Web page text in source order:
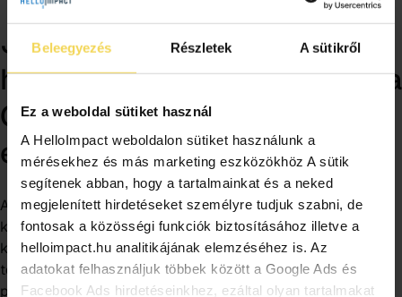
Beleegyezés Részletek A sütikről
Ez a weboldal sütiket használ
A HelloImpact weboldalon sütiket használunk a
mérésekhez és más marketing eszközökhöz A sütik
segítenek abban, hogy a tartalmainkat és a neked
megjelenített hirdetéseket személyre tudjuk szabni, de
fontosak a közösségi funkciók biztosításához illetve a
helloimpact.hu analitikájának elemzéséhez is. Az
adatokat felhasználjuk többek között a Google Ads és
Facebook Ads hirdetéseinkhez, ezáltal olyan tartalmakat
Jelentős
hatékonyságnövelést hozott a
CPI Hungary-val való
együttműködés
A Bábozd Zöldre 2023-ban csatlakozott aScale Impact
kétéves komplex fejlesztési programjához, amelynek
keretében aCPI Hungarytámogatásával fejleszthetik
tovább a szervezetüket, a tevékenységeiket és a
programjaikat.